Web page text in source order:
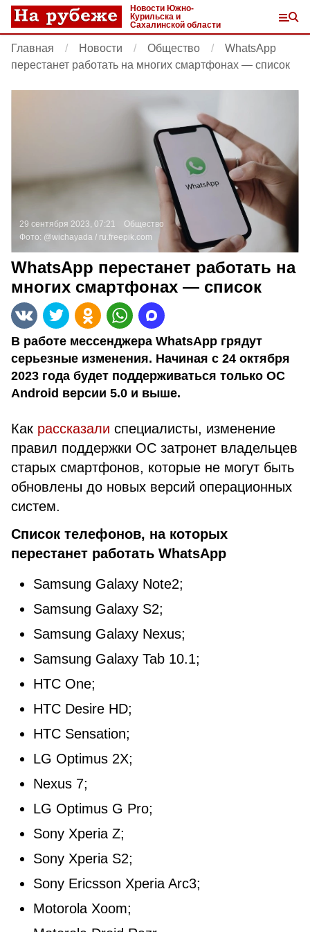
Новости Южно-
Курильска и
Сахалинской области
Главная Новости Общество
WhatsApp
перестанет работать на многих смартфонах — список
29 сентября 2023, 07:21
Общество
Фото: @wichayada / ru.freepik.com
WhatsApp перестанет работать на
многих смартфонах — список
В работе мессенджера WhatsApp грядут
серьезные изменения. Начиная с 24 октября
2023 года будет поддерживаться только ОС
Android версии 5.0 и выше.
Как рассказали специалисты, изменение
правил поддержки ОС затронет владельцев
старых смартфонов, которые не могут быть
обновлены до новых версий операционных
систем.
Список телефонов, на которых
перестанет работать WhatsApp
Samsung Galaxy Note2;
Samsung Galaxy S2;
Samsung Galaxy Nexus;
Samsung Galaxy Tab 10.1;
HTC One;
HTC Desire HD;
HTC Sensation;
LG Optimus 2X;
Nexus 7;
LG Optimus G Pro;
Sony Xperia Z;
Sony Xperia S2;
Sony Ericsson Xperia Arc3;
Motorola Xoom;